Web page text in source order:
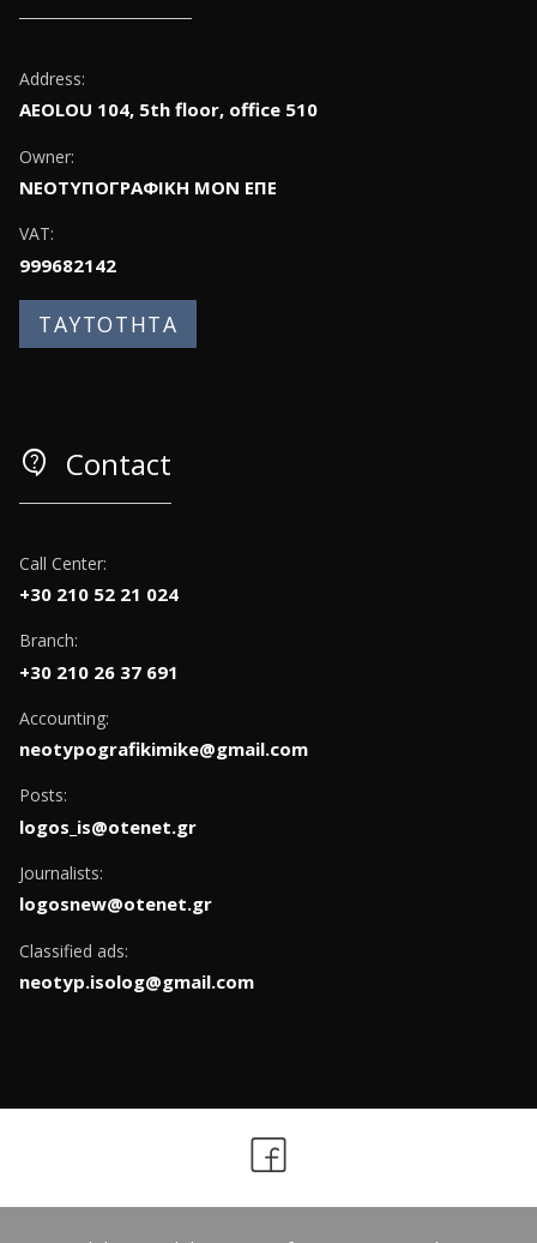
Address:
AEOLOU 104, 5th floor, office 510
Owner:
ΝΕΟΤΥΠΟΓΡΑΦΙΚΗ ΜΟΝ ΕΠΕ
VAT:
999682142
ΤΑΥΤΟΤΗΤΑ
contact_support Contact
Call Center:
+30 210 52 21 024
Branch:
+30 210 26 37 691
Accounting:
neotypografikimike@gmail.com
Posts:
logos_is@otenet.gr
Journalists:
logosnew@otenet.gr
Classified ads:
neotyp.isolog@gmail.com